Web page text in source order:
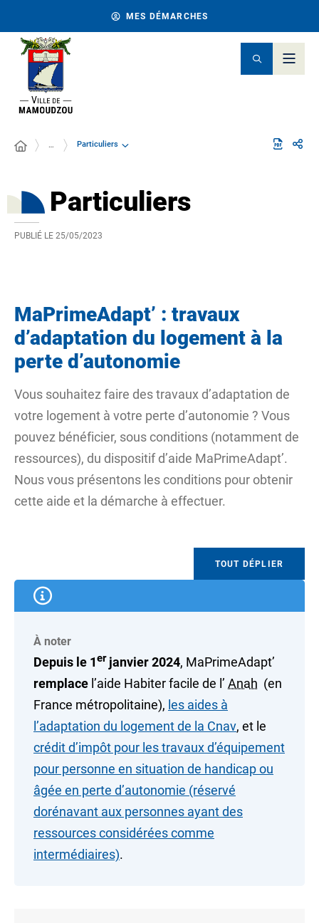
MES DÉMARCHES
… Particuliers
Particuliers
PUBLIÉ LE 25/05/2023
MaPrimeAdapt’ : travaux
d’adaptation du logement à la
perte d’autonomie
Vous souhaitez faire des travaux d’adaptation de
votre logement à votre perte d’autonomie ? Vous
pouvez bénéficier, sous conditions (notamment de
ressources), du dispositif d’aide MaPrimeAdapt’.
Nous vous présentons les conditions pour obtenir
cette aide et la démarche à effectuer.
TOUT DÉPLIER
À noter
Depuis le 1erjanvier 2024, MaPrimeAdapt’
remplace l’aide Habiter facile de l’ Anah (en
France métropolitaine), les aides à
l’adaptation du logement de la Cnav, et le
crédit d’impôt pour les travaux d’équipement
pour personne en situation de handicap ou
âgée en perte d’autonomie (réservé
dorénavant aux personnes ayant des
ressources considérées comme
intermédiaires).